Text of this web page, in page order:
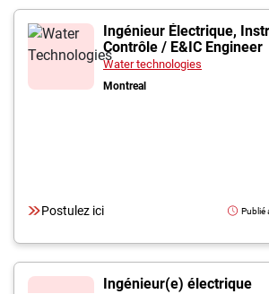
Ingénieur Électrique,
Contrôle / E&IC Engineer
Water technologies
Montreal
Postulez ici Publié
Ingénieur(e) électrique